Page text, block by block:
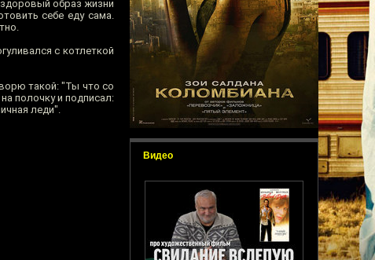
Видео
здоровый образ жизни
себе еду сама.
с котлеткой
такой: "Ты что со
полочку и подписал:
леди".